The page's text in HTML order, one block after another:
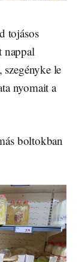
tojásos
nappal
le
nyomait a
boltokban